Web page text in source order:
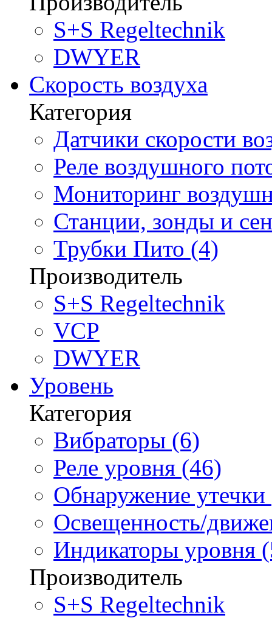
S+S Regeltechnik
DWYER
Скорость воздуха
Категория
Датчики скорости
Реле воздушного
Мониторинг
Станции, зонды и
Трубки Пито (4)
Производитель
S+S Regeltechnik
VCP
DWYER
Уровень
Категория
Вибраторы (6)
Реле уровня (46)
Обнаружение утечки
Освещенность/
Индикаторы уровня
Производитель
S+S Regeltechnik